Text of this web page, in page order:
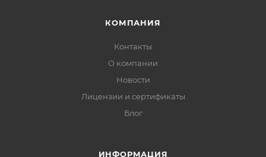
КОМПАНИЯ
Контакты
О компании
Новости
Лицензии и сертификаты
Блог
ИНФОРМАЦИЯ